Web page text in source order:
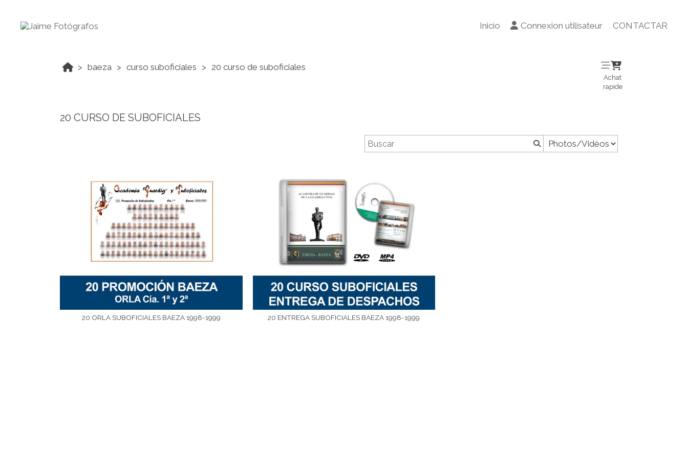
Inicio Connexion utilisateur CONTACTAR
baeza curso suboficiales 20 curso de suboficiales
Achat
rapide
20 CURSO DE SUBOFICIALES
20 ORLA SUBOFICIALES BAEZA 1998-1999 20 ENTREGA SUBOFICIALES BAEZA 1998-1999